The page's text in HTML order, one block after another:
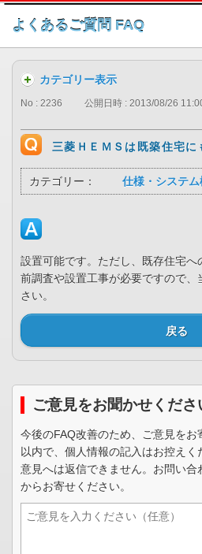
このページの本
よくあるご質問 FAQ
カテゴリー表示
No : 2236 公開日時 : 2013/08/26
三菱ＨＥＭＳは既築住宅に
カテゴリー： 仕様・システ
設置可能です。ただし、既存住宅
前調査や設置工事が必要ですので
さい。
戻る
ご意見をお聞かせくださ
今後のFAQ改善のため、ご意見を
以内で、個人情報の記入はお控え
意見へは返信できません。お問い合
からお寄せください。